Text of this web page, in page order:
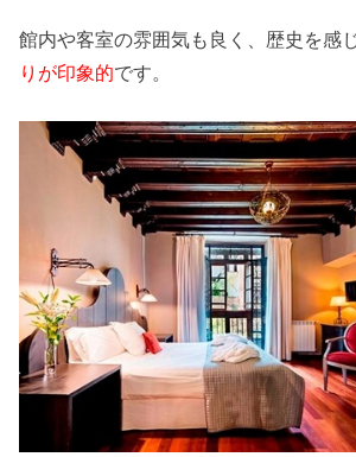
館内や客室の雰囲気も良く、歴史を感
りが印象的です。